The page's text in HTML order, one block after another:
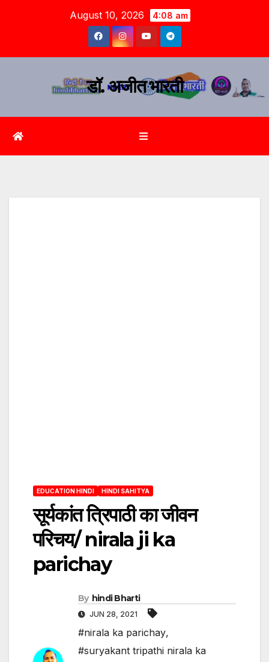
August 10, 2026 4:08 am
डॉ. अजीत भारती
EDUCATION HINDI HINDI SAHITYA
सूर्यकांत त्रिपाठी का जीवन
परिचय/ nirala ji ka
parichay
By hindi Bharti
JUN 28, 2021
#nirala ka parichay,
#suryakant tripathi nirala ka